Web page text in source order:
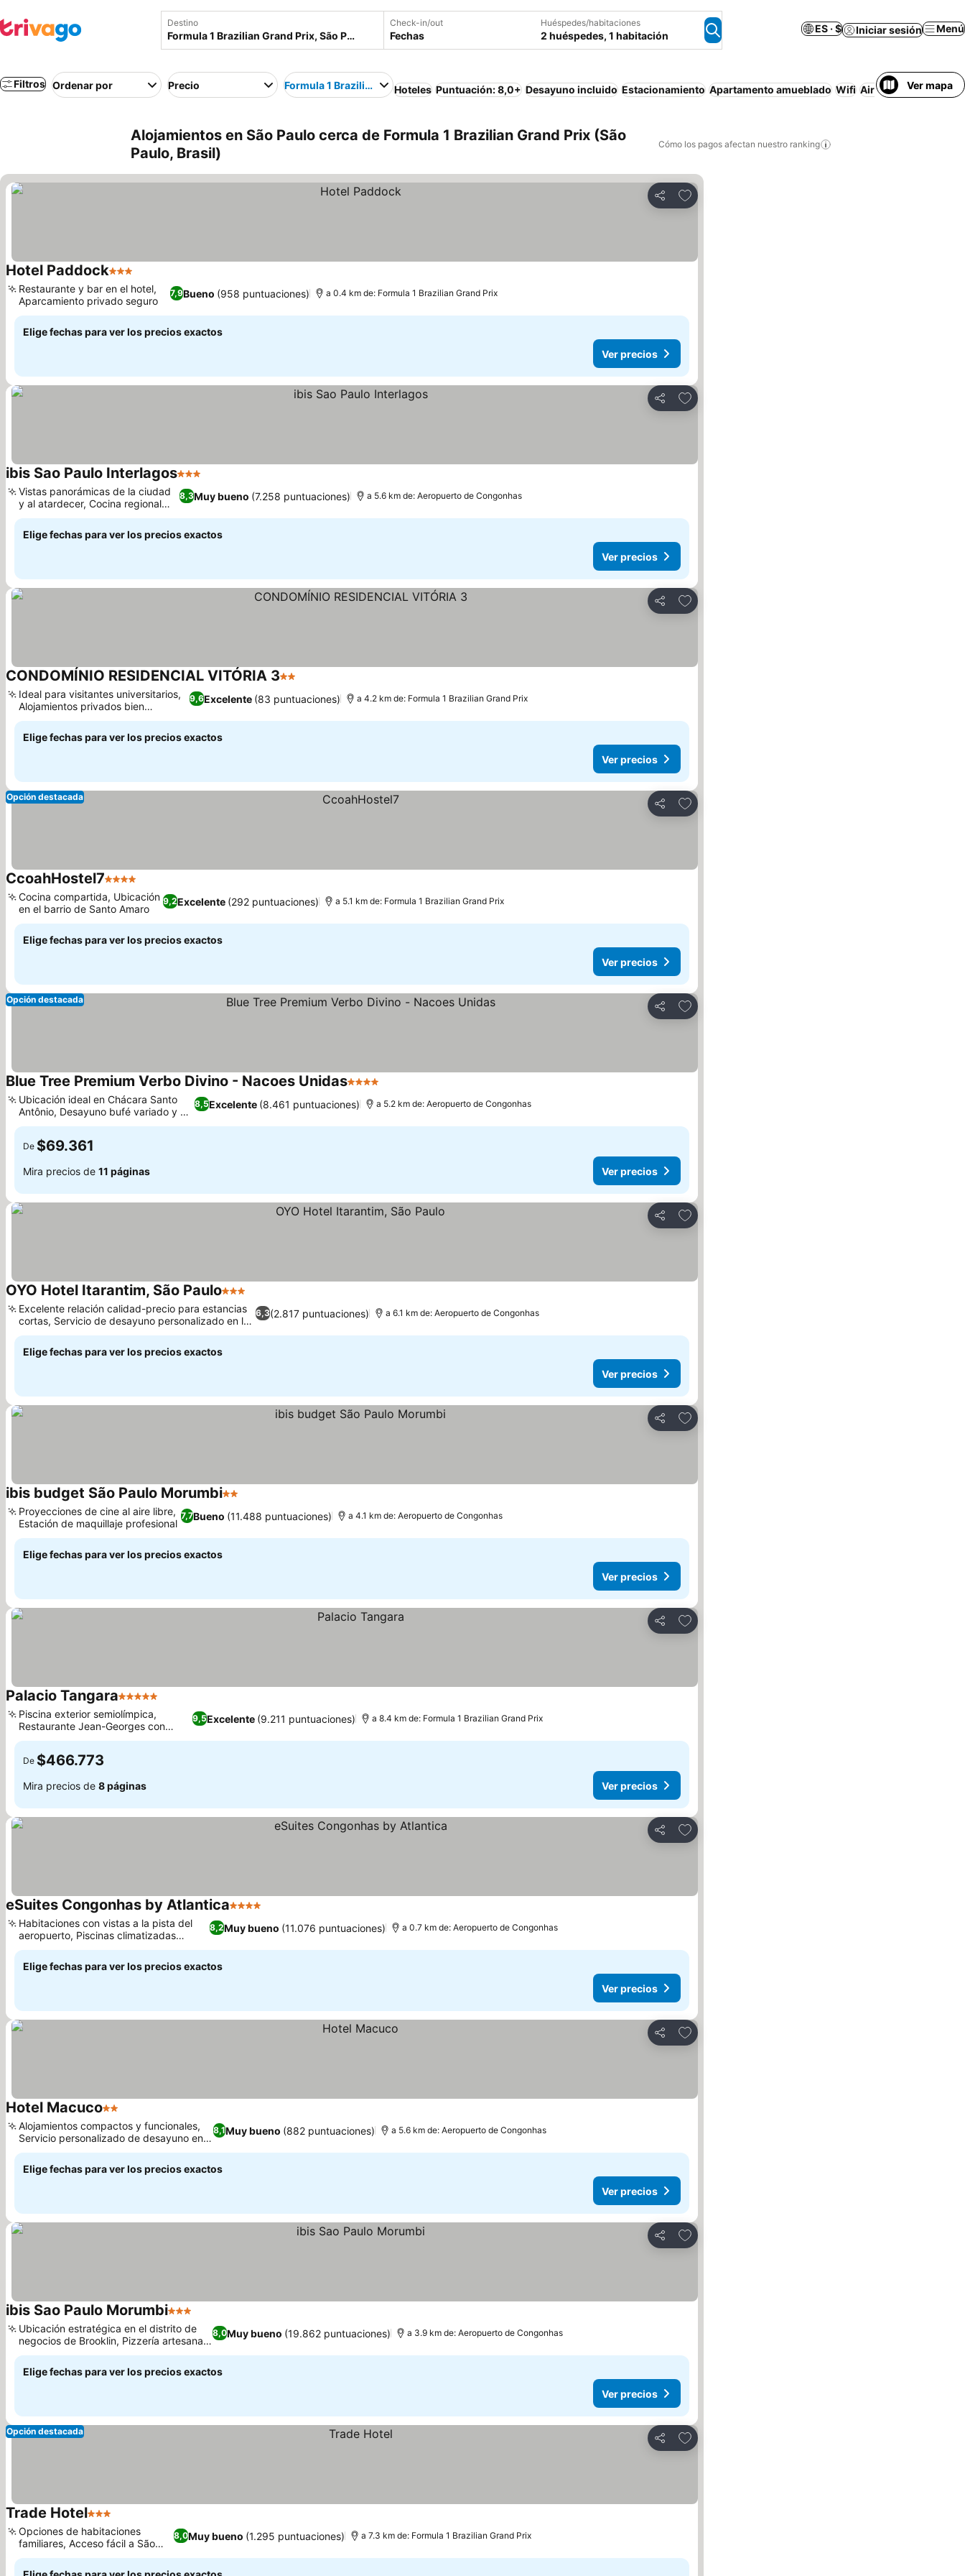
Destino Check-in/out
Fechas
Huéspedes/habitaciones
2 huéspedes, 1 habitación
ES · $ Iniciar sesión Menú
Filtros Ordenar por Precio Formula 1 Brazilian Grand Prix
Hoteles Puntuación: 8,0+ Desayuno incluido Estacionamiento Apartamento amueblado Wifi Aire acondicionado
Ver mapa
Alojamientos en São Paulo cerca de Formula 1 Brazilian Grand Prix (São
Paulo, Brasil)
Cómo los pagos afectan nuestro ranking
Compartir
Agregar a favoritos
Hotel Paddock3 Estrellas
7,9Bueno (958 puntuaciones)
Restaurante y bar en el hotel,
Aparcamiento privado seguro
a 0.4 km de: Formula 1 Brazilian Grand Prix
Elige fechas para ver los precios exactos
Ver precios
Compartir
Agregar a favoritos
ibis Sao Paulo Interlagos3 Estrellas
8,3Muy bueno (7.258 puntuaciones)
Vistas panorámicas de la ciudad
y al atardecer, Cocina regional
casera
a 5.6 km de: Aeropuerto de Congonhas
Elige fechas para ver los precios exactos
Ver precios
Compartir
Agregar a favoritos
CONDOMÍNIO RESIDENCIAL VITÓRIA 32 Estrellas
9,6Excelente (83 puntuaciones)
Ideal para visitantes universitarios,
Alojamientos privados bien
equipados
a 4.2 km de: Formula 1 Brazilian Grand Prix
Elige fechas para ver los precios exactos
Ver precios
Compartir
Agregar a favoritos
Opción destacada
CcoahHostel74 Estrellas
9,2Excelente (292 puntuaciones)
Cocina compartida, Ubicación
en el barrio de Santo Amaro
a 5.1 km de: Formula 1 Brazilian Grand Prix
Elige fechas para ver los precios exactos
Ver precios
Compartir
Agregar a favoritos
Opción destacada
Blue Tree Premium Verbo Divino - Nacoes Unidas4 Estrellas
8,5Excelente (8.461 puntuaciones)
Ubicación ideal en Chácara Santo
Antônio, Desayuno bufé variado y de
calidad
a 5.2 km de: Aeropuerto de Congonhas
De $69.361
Mira precios de 11 páginas Ver precios
Compartir
Agregar a favoritos
OYO Hotel Itarantim, São Paulo3 Estrellas
6,3(2.817 puntuaciones)
Excelente relación calidad-precio para estancias
cortas, Servicio de desayuno personalizado en la
habitación
a 6.1 km de: Aeropuerto de Congonhas
Elige fechas para ver los precios exactos
Ver precios
Compartir
Agregar a favoritos
ibis budget São Paulo Morumbi2 Estrellas
7,7Bueno (11.488 puntuaciones)
Proyecciones de cine al aire libre,
Estación de maquillaje profesional
a 4.1 km de: Aeropuerto de Congonhas
Elige fechas para ver los precios exactos
Ver precios
Compartir
Agregar a favoritos
Palacio Tangara5 Estrellas
9,5Excelente (9.211 puntuaciones)
Piscina exterior semiolímpica,
Restaurante Jean-Georges con
estrella Michelin
a 8.4 km de: Formula 1 Brazilian Grand Prix
De $466.773
Mira precios de 8 páginas Ver precios
Compartir
Agregar a favoritos
eSuites Congonhas by Atlantica4 Estrellas
8,2Muy bueno (11.076 puntuaciones)
Habitaciones con vistas a la pista del
aeropuerto, Piscinas climatizadas
interiores y exteriores
a 0.7 km de: Aeropuerto de Congonhas
Elige fechas para ver los precios exactos
Ver precios
Compartir
Agregar a favoritos
Hotel Macuco2 Estrellas
8,1Muy bueno (882 puntuaciones)
Alojamientos compactos y funcionales,
Servicio personalizado de desayuno en
la habitación
a 5.6 km de: Aeropuerto de Congonhas
Elige fechas para ver los precios exactos
Ver precios
Compartir
Agregar a favoritos
ibis Sao Paulo Morumbi3 Estrellas
8,0Muy bueno (19.862 puntuaciones)
Ubicación estratégica en el distrito de
negocios de Brooklin, Pizzería artesanal
Sponta Container
a 3.9 km de: Aeropuerto de Congonhas
Elige fechas para ver los precios exactos
Ver precios
Compartir
Agregar a favoritos
Opción destacada
Trade Hotel3 Estrellas
8,0Muy bueno (1.295 puntuaciones)
Opciones de habitaciones
familiares, Acceso fácil a São
Paulo Expo
a 7.3 km de: Formula 1 Brazilian Grand Prix